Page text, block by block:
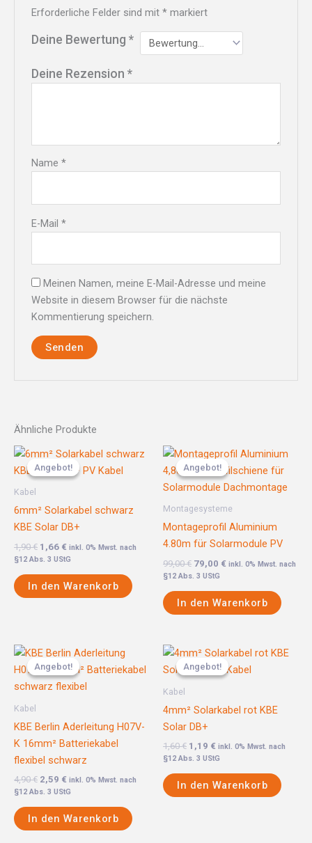
Erforderliche Felder sind mit* markiert
Deine Bewertung*
Deine Rezension*
Name*
E-Mail*
Meinen Namen, meine E-Mail-Adresse und meine
Website in diesem Browser für die nächste
Kommentierung speichern.
Ähnliche Produkte
Angebot!
Angebot!
Kabel
6mm² Solarkabel schwarz
KBE Solar DB+
1,90€
Ursprünglicher
Preis
war:
1,66 €
Aktueller
Preis
ist:
inkl. 0% Mwst. nach
§12 Abs. 3 UStG
In den Warenkorb
Angebot!
Angebot!
Montagesysteme
Montageprofil Aluminium
4.80m für Solarmodule PV
99,00€
Ursprünglicher
Preis
war:
99,00 €
79,00 €
Aktueller
ist:
79,00 €.
inkl. 0% Mwst. nach
§12 Abs. 3 UStG
In den Warenkorb
Angebot!
Angebot!
Kabel
KBE Berlin Aderleitung H07V-
K 16mm² Batteriekabel
flexibel schwarz
4,90€
Ursprünglicher
Preis
war:
4,90 €
2,59 €
Aktueller
Preis
ist:
2,59 €.
inkl. 0% Mwst. nach
§12 Abs. 3 UStG
In den Warenkorb
Angebot!
Angebot!
Kabel
4mm² Solarkabel rot KBE
Solar DB+
1,60€
Ursprünglicher
Preis
war:
1,19 €
Aktueller
Preis
ist:
inkl. 0% Mwst. nach
§12 Abs. 3 UStG
In den Warenkorb